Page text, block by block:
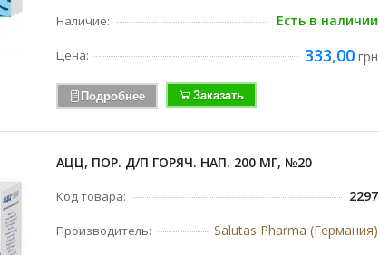
Наличие: Есть в наличии
Цена: 333,00грн
Подробнее Заказать
АЦЦ, ПОР. Д/П ГОРЯЧ. НАП. 200 МГ, №20
Код товара: 2297
Производитель: Salutas Pharma (Германия)